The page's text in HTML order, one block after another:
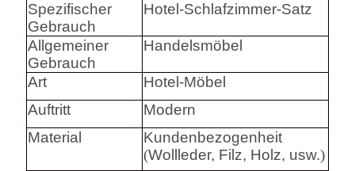
Spezifischer
Gebrauch
Hotel-Schlafzimmer-Satz
Allgemeiner
Gebrauch
Handelsmöbel
Art
Hotel-Möbel
Auftritt
Modern
Material
Kundenbezogenheit
(Wollleder, Filz, Holz, usw.)